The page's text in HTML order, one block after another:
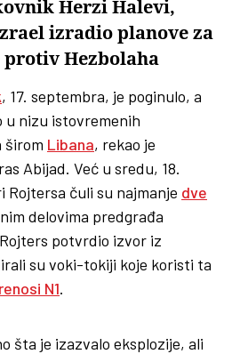
Herzi Halevi,
izradio planove za
Hezbolaha
, 17. septembra, je poginulo, a
u nizu istovremenih
širom Libana, rekao je
Abijad. Već u sredu, 18.
Rojtersa čuli su najmanje dve
delovima predgrađa
potvrdio izvor iz
su voki-tokiji koje koristi ta
N1.
šta je izazvalo eksplozije, ali